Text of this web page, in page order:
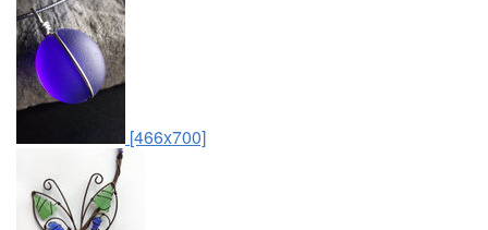
[466x700]